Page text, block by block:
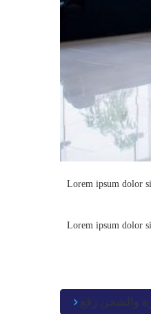
Lorem ipsum dolor
Lorem ipsum dolor
والشحن رفع